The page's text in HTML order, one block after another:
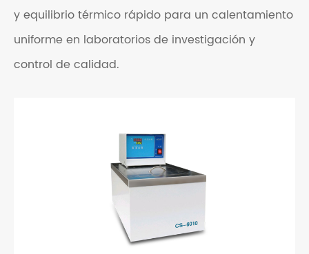
y equilibrio térmico rápido para un calentamiento
uniforme en laboratorios de investigación y
control de calidad.